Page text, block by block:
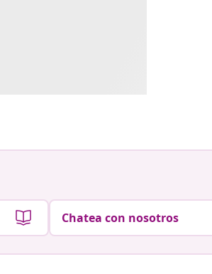
Chatea con nosotros